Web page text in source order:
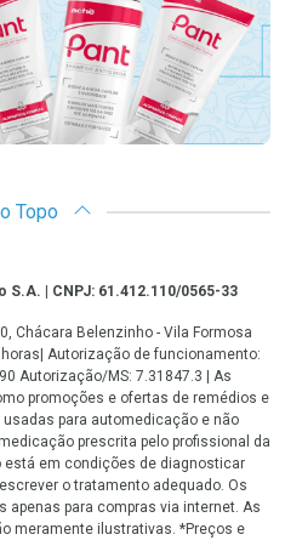
Topo
S.A. | CNPJ: 61.412.110/0565-33
Chácara Belenzinho - Vila Formosa
Autorização de funcionamento:
Autorização/MS: 7.31847.3 | As
promoções e ofertas de remédios e
para automedicação e não
prescrita pelo profissional da
está em condições de diagnosticar
o tratamento adequado. Os
apenas para compras via internet. As
meramente ilustrativas. *Preços e